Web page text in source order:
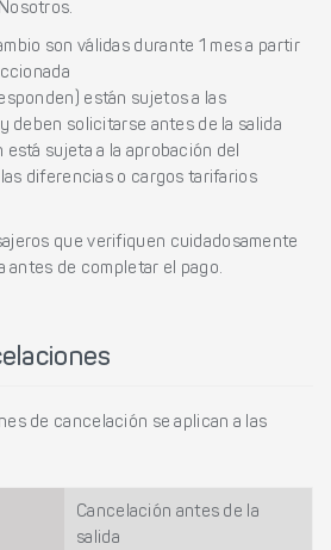
son válidas durante 1 mes a partir
están sujetos a las
deben solicitarse antes de la salida
sujeta a la aprobación del
diferencias o cargos tarifarios
que verifiquen cuidadosamente
antes de completar el pago.
de cancelación se aplican a las
Cancelación antes de la
salida